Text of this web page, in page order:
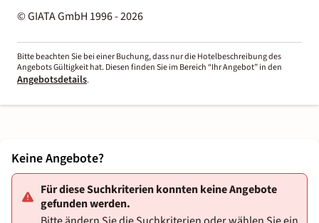
© GIATA GmbH 1996 - 2026
Bitte beachten Sie bei einer Buchung, dass nur die Hotelbeschreibung des
Angebots Gültigkeit hat. Diesen finden Sie im Bereich “Ihr Angebot” in den
Angebotsdetails.
Keine Angebote?
Für diese Suchkriterien konnten keine Angebote
gefunden werden.